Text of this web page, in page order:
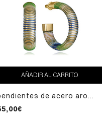
AÑADIR AL CARRITO
de acero aro
enroscado,